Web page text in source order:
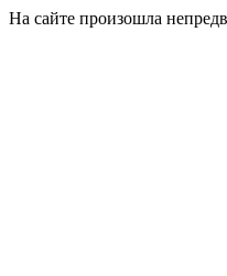
На сайте произошла